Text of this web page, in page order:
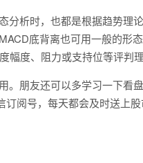
析时，也都是根据趋势理
底背离也可用一般的形
度、阻力或支持位等评判理
朋友还可以多学习一下看
阅号，每天都会及时送上